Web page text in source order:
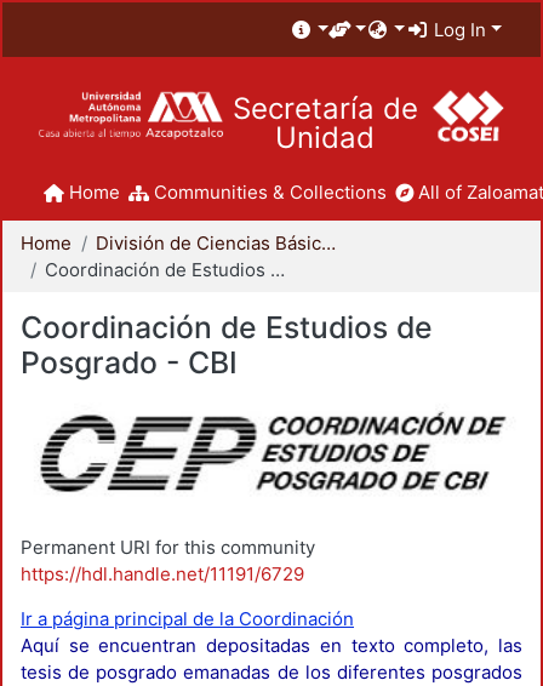
Log In
Secretaría de
Unidad
Home Communities & Collections All of
Home
División de Ciencias Básicas e Ingeniería
Coordinación de Estudios de Posgrado - CBI
Coordinación de Estudios de
Posgrado - CBI
Permanent URI for this community
https://hdl.handle.net/11191/6729
Ir a página principal de la Coordinación
Aquí se encuentran depositadas en texto completo, las
tesis de posgrado emanadas de los diferentes posgrados